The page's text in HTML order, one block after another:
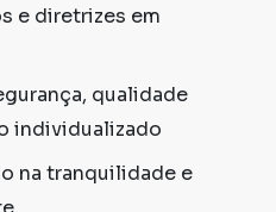
e diretrizes em
qualidade
individualizado
na tranquilidade e